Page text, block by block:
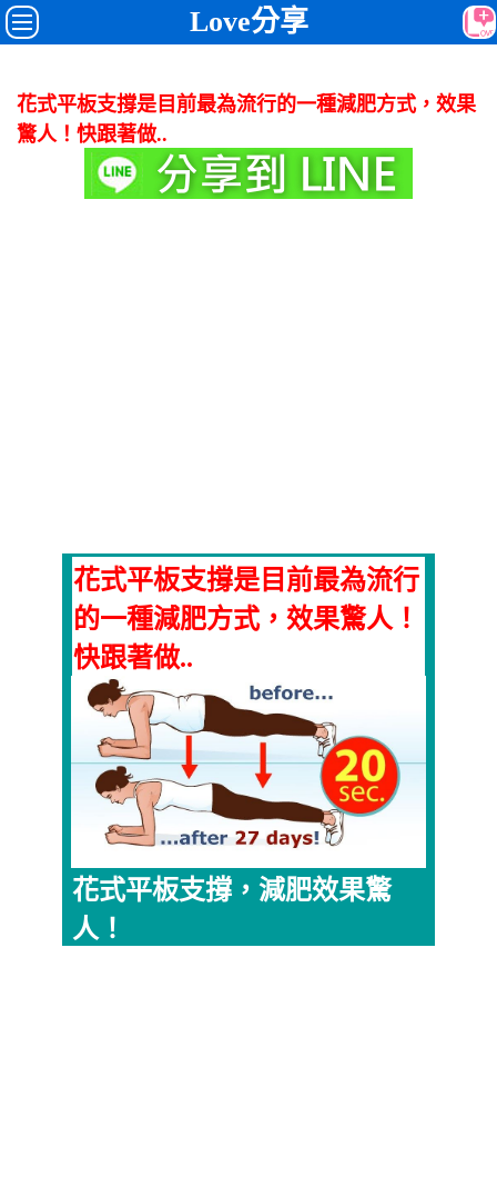
Love分享
花式平板支撐是目前最為流行的一種減肥方式，效果
驚人！快跟著做..
花式平板支撐是目前最為流行
的一種減肥方式，效果驚人！
快跟著做..
花式平板支撐，減肥效果驚
人！